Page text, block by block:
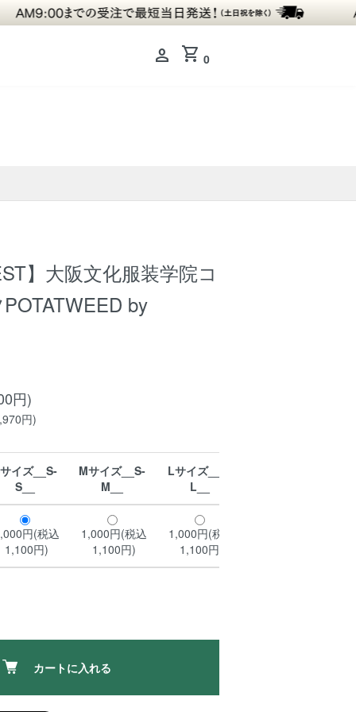
person shopping_cart 0
】大阪文化服装学院コ
by
円)
円)
イズ__S-
S__
Mサイズ__S-
M__
Lサイズ__S-
L__
円(税込
1,100円)
1,000円(税込
1,100円)
1,000円(税込
1,100円)
カートに入れる